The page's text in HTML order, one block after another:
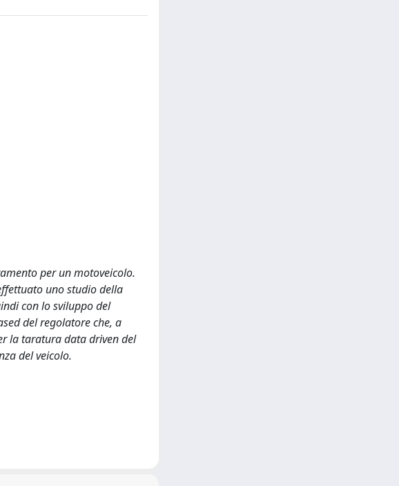
per un motoveicolo.
uno studio della
con lo sviluppo del
del regolatore che, a
la taratura data driven del
del veicolo.